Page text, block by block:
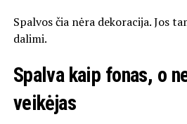
Spalvos čia nėra dekoracija. Jos
dalimi.
Spalva kaip fonas, o
veikėjas